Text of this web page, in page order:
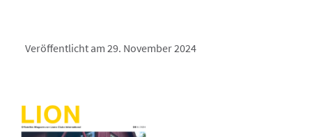
Veröffentlicht am 29. November 2024